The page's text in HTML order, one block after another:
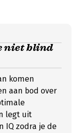
niet blind
komen
aan bod over
legt uit
IQ zodra je de